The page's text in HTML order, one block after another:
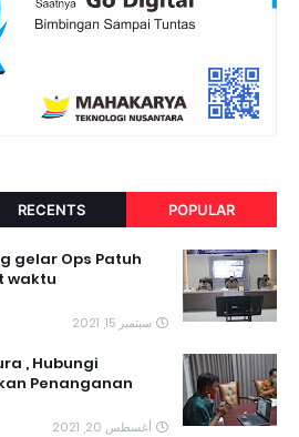
POPULAR
RECENTS
gelar Ops Patuh
waktu
سبتمبر 15, 2021
, Hubungi
Penanganan
أغسطس 20, 2021